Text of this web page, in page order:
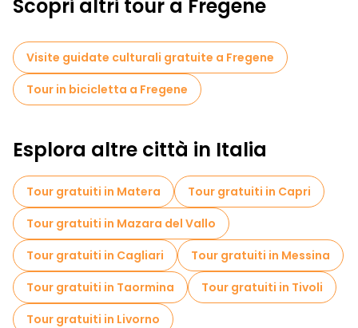
Fregene è anche rinomata per i suoi paesaggi naturali, tra cui
le vicine dune e gli spazi verdi ideali per andare in bicicletta,
atmosfera tranquilla e la vicinanza a Roma la rendono il
luogo ideale per vivere un'esperienza costiera più lenta e
autentica.
Un tour a piedi gratuito offre ai viaggiatori un modo rilassante
capitale.
Scopri altri tour a Fregene
Visite guidate culturali gratuite a Fregene
Tour in bicicletta a Fregene
Esplora altre città in Italia
Tour gratuiti in Matera
Tour gratuiti in Capri
Tour gratuiti in Mazara del Vallo
Tour gratuiti in Cagliari
Tour gratuiti in Messina
Tour gratuiti in Taormina
Tour gratuiti in Tivoli
Tour gratuiti in Livorno